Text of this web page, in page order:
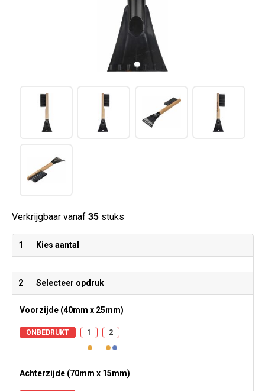
Verkrijgbaar vanaf 35stuks
1 Kies aantal
2 Selecteer opdruk
Voorzijde (40mm x 25mm)
ONBEDRUKT 1 2
Achterzijde (70mm x 15mm)